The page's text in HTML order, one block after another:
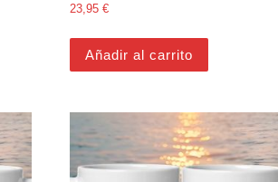
23,95 €
Añadir al carrito